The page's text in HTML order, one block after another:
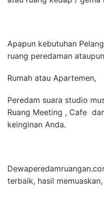
Apapun kebutuhan
ruang peredaman
Rumah atau Apartemen,
Peredam suara studio
Ruang Meeting , Cafe
keinginan Anda.
terbaik, hasil